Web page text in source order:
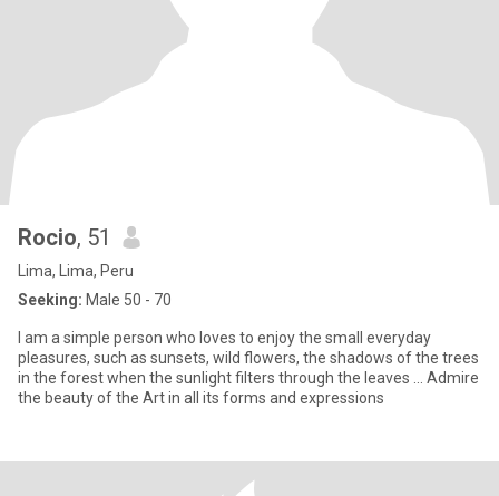
Rocio, 51
Lima, Lima, Peru
Seeking: Male 50 - 70
I am a simple person who loves to enjoy the small everyday
pleasures, such as sunsets, wild flowers, the shadows of the trees
in the forest when the sunlight filters through the leaves ... Admire
the beauty of the Art in all its forms and expressions